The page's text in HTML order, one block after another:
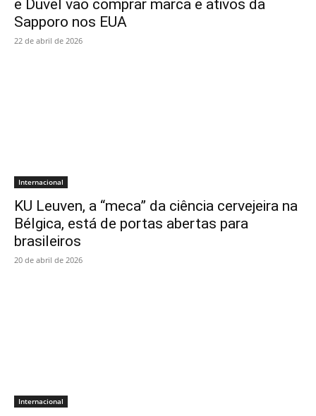
e Duvel vão comprar marca e ativos da
Sapporo nos EUA
22 de abril de 2026
Internacional
KU Leuven, a “meca” da ciência cervejeira na
Bélgica, está de portas abertas para
brasileiros
20 de abril de 2026
Internacional